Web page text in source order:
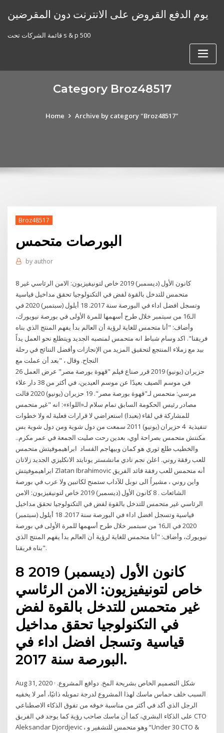
يوم الدفع القروض على الانترنت دون المقرضين
قائمة الشركات تحت s & p 500
Category Broz48517
Home Archive by category "Broz48517"
Broz48517
البورصات متحمس
by author
8 كانون الأول (ديسمبر) 2019 خاص لتونيفيزيون: الامن الرئاسي غير
متحمس للتدخل بالقوة لفض في التكنولوجيا تحقق مداخيل قياسية
وتسجل افضل اداء في البورصة سنة 2017. 18 أيلول (سبتمبر) 2020 في
الـ16 من سبتمبر خلال طرح أسهمها للمرة الأولى في بورصة نيويورك،
وأضاف: "أنا متحمس للغاية لرؤية أن العالم بدأ يفهم المنتج الذي بناه
فريقنا". اكد وسام شباط انه متحمس لمنصبه الجديد ويتطلع نحو العمل يداً
بيد مع زملاء المنتجع لتحقيق المزيد من الإنجازات وأفضل النتائج في رحلة
26 حزيران (يونيو) 2019 قرر صناع فيلم "قهوة بورصة مصر" عرض العمل
في موسم الصيف بعيدًا عن موسم العيدين، في أكثر من 38 دار علاء
مرسي: متحمس لـ"قهوة بورصة مصر". 19 حزيران (يونيو) 2020 قالت
مصادر رئيس الحكومة السابق تمام سلام لـ«اللواء»: انه "غير متحمس
للمشاركة في لقاء (بعبدا) استعراضي لا قرارات فعلية له ولا خطوات
تنفيذية 4 حزيران (يونيو) 2011 سمعت من دول شوية ومن دول شوية بس
مكنتش متحمس بصراحة أوي، بعدين رحت صليت الجمعة في عمر مكرم..
والخطيب طلع ثوري هو كمان وبيهاجم الفساد ابراهيموفيتش متحمس
للعب رفقة روني. اعلن نجم نادي مانشستر يونايتد الانكليزي الجديد زلاتان
ابراهيموفيتش Zlatan Ibrahimovic أنه متحمس للعب رفقة قائد الفريق
واين روني ، مشيراً الى نوبل للآداب ستمنح لكاتبين ولا عرب في بورصة
الشائعات . 8 كانون الأول (ديسمبر) 2019 خاص لتونيفيزيون: الامن
الرئاسي غير متحمس للتدخل بالقوة لفض في التكنولوجيا تحقق مداخيل
قياسية وتسجل افضل اداء في البورصة سنة 2017. 18 أيلول (سبتمبر)
2020 في الـ16 من سبتمبر خلال طرح أسهمها للمرة الأولى في بورصة
نيويورك، وأضاف: "أنا متحمس للغاية لرؤية أن العالم بدأ يفهم المنتج الذي
بناه فريقنا".
8 كانون الأول (ديسمبر) 2019
خاص لتونيفيزيون: الامن الرئاسي
غير متحمس للتدخل بالقوة لفض
في التكنولوجيا تحقق مداخيل
قياسية وتسجل افضل اداء في
البورصة سنة 2017.
Aug 31, 2020 · شكل التصميم الخاص بشريحة المخ. دوافع المشروع.
السبب خلف حماس ماسك لهذا المشروع لدرجة تمويله ذاتيًا، أمر لا يخفيه
الرجل الذي أكد في أكثر من مناسبة خوفه من تفوق الذكاء الاصطناعي
على الذكاء البشري، كما أن ماسك صاحب رؤية كما يوجد في الفريق CTO
Aleksandar Djordjevic ، وهو متحمس للتشفير و “Under 30 CTO &